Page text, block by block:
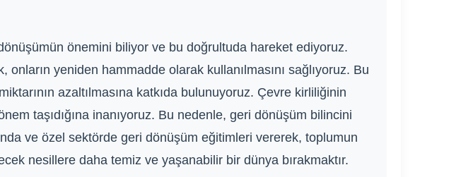
önemini biliyor ve bu doğrultuda hareket ediyoruz.
yeniden hammadde olarak kullanılmasını sağlıyoruz. Bu
azaltılmasına katkıda bulunuyoruz. Çevre kirliliğinin
taşıdığına inanıyoruz. Bu nedenle, geri dönüşüm bilincini
ve özel sektörde geri dönüşüm eğitimleri vererek, toplumun
nesillere daha temiz ve yaşanabilir bir dünya bırakmaktır.